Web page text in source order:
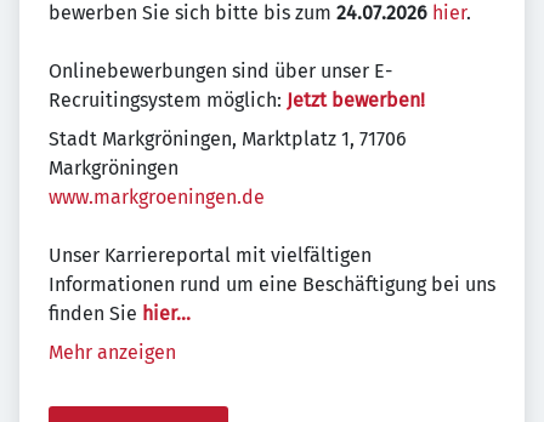
bewerben Sie sich bitte bis zum 24.07.2026 hier.
Onlinebewerbungen sind über unser E-
Recruitingsystem möglich: Jetzt bewerben!
Stadt Markgröningen, Marktplatz 1, 71706
Markgröningen
www.markgroeningen.de
Unser Karriereportal mit vielfältigen
Informationen rund um eine Beschäftigung bei uns
finden Sie hier...
Mehr anzeigen